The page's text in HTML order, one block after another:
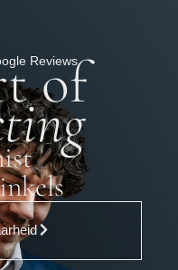
Reviews
of